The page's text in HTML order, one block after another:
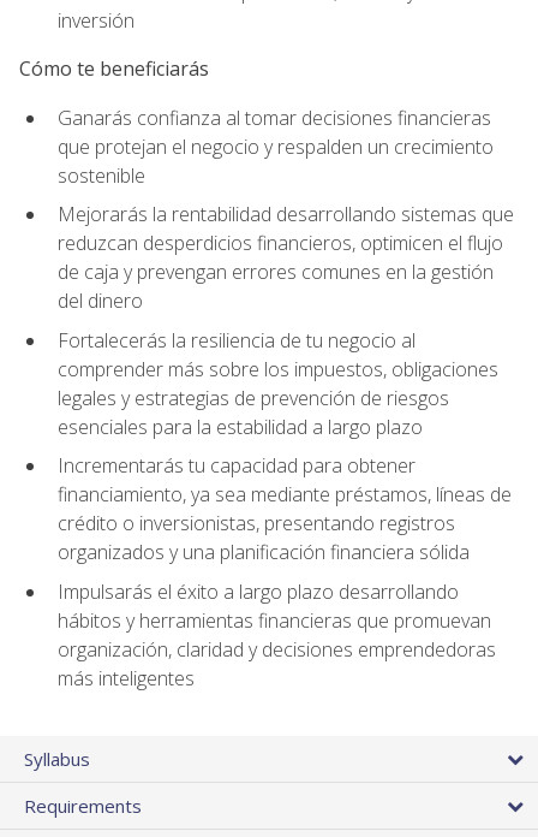
inversión
Cómo te beneficiarás
Ganarás confianza al tomar decisiones financieras
que protejan el negocio y respalden un crecimiento
sostenible
Mejorarás la rentabilidad desarrollando sistemas que
reduzcan desperdicios financieros, optimicen el flujo
de caja y prevengan errores comunes en la gestión
del dinero
Fortalecerás la resiliencia de tu negocio al
comprender más sobre los impuestos, obligaciones
legales y estrategias de prevención de riesgos
esenciales para la estabilidad a largo plazo
Incrementarás tu capacidad para obtener
financiamiento, ya sea mediante préstamos, líneas de
crédito o inversionistas, presentando registros
organizados y una planificación financiera sólida
Impulsarás el éxito a largo plazo desarrollando
hábitos y herramientas financieras que promuevan
organización, claridad y decisiones emprendedoras
más inteligentes
Syllabus
Requirements